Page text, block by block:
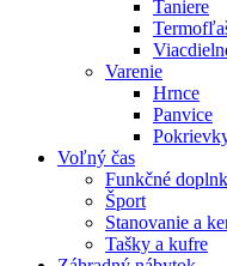
Taniere
Varenie
Hrnce
Panvice
Voľný čas
Funkčné
Šport
Stanovanie a
Tašky a kufre